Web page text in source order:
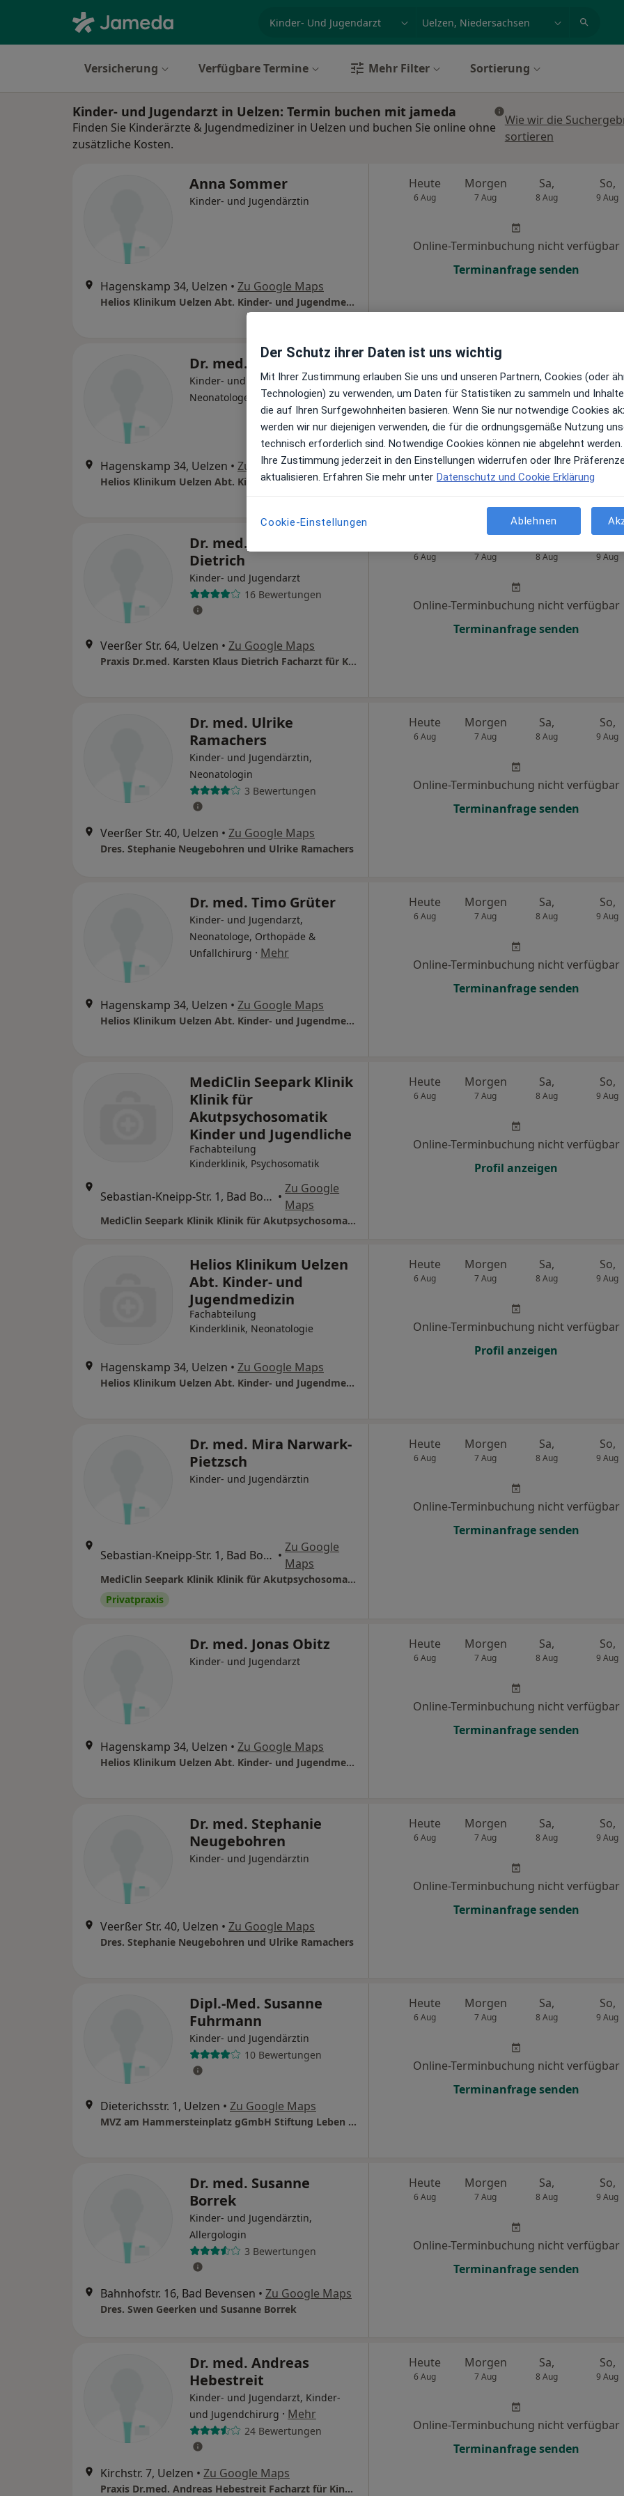
Versicherung Verfügbare Termine Mehr Filter Sortierung
Kinder- und Jugendarzt in Uelzen: Termin buchen mit jameda
Finden Sie Kinderärzte & Jugendmediziner in Uelzen und buchen Sie online ohne
zusätzliche Kosten.
Wie wir die
sortieren
Anna Sommer
Kinder- und Jugendärztin
Hagenskamp 34, Uelzen • Zu Google Maps
Helios Klinikum Uelzen Abt. Kinder- und Jugendmedizin
Heute
6 Aug
Morgen
7 Aug
Sa,
8 Aug
So,
9 Aug
Online-Terminbuchung nicht verfügbar
Terminanfrage senden
Dr. med. Swen Geerken
Kinder- und Jugendarzt,
Neonatologe
Hagenskamp 34, Uelzen • Zu Google Maps
Helios Klinikum Uelzen Abt. Kinder- und Jugendmedizin
6 Aug
Morgen
7 Aug 8 Aug 9 Aug
Online-Terminbuchung nicht verfügbar
Terminanfrage senden
Dr. med. Karsten Klaus
Dietrich
Kinder- und Jugendarzt
16 Bewertungen
Veerßer Str. 64, Uelzen • Zu Google Maps
Praxis Dr.med. Karsten Klaus Dietrich Facharzt für Kinder- und Jugendmedizin
6 Aug 7 Aug 8 Aug 9 Aug
Online-Terminbuchung nicht verfügbar
Terminanfrage senden
Dr. med. Ulrike
Ramachers
Kinder- und Jugendärztin,
Neonatologin
3 Bewertungen
Veerßer Str. 40, Uelzen • Zu Google Maps
Dres. Stephanie Neugebohren und Ulrike Ramachers
Heute
6 Aug
Morgen
7 Aug
Sa,
8 Aug
So,
9 Aug
Online-Terminbuchung nicht verfügbar
Terminanfrage senden
Dr. med. Timo Grüter
Kinder- und Jugendarzt,
Neonatologe, Orthopäde &
Unfallchirurg · Mehr
Hagenskamp 34, Uelzen • Zu Google Maps
Helios Klinikum Uelzen Abt. Kinder- und Jugendmedizin
Heute
6 Aug
Morgen
7 Aug
Sa,
8 Aug
So,
9 Aug
Online-Terminbuchung nicht verfügbar
Terminanfrage senden
MediClin Seepark Klinik
Klinik für
Akutpsychosomatik
Kinder und Jugendliche
Fachabteilung
Kinderklinik, Psychosomatik
Sebastian-Kneipp-Str. 1, Bad Bodenteich •
Zu Google
Maps
MediClin Seepark Klinik Klinik für Akutpsychosomatik Kinder und Jugendliche
Heute
6 Aug
Morgen
7 Aug
Sa,
8 Aug
So,
9 Aug
Online-Terminbuchung nicht verfügbar
Profil anzeigen
Helios Klinikum Uelzen
Abt. Kinder- und
Jugendmedizin
Fachabteilung
Kinderklinik, Neonatologie
Hagenskamp 34, Uelzen • Zu Google Maps
Helios Klinikum Uelzen Abt. Kinder- und Jugendmedizin
Heute
6 Aug
Morgen
7 Aug
Sa,
8 Aug
So,
9 Aug
Online-Terminbuchung nicht verfügbar
Profil anzeigen
Dr. med. Mira Narwark-
Pietzsch
Kinder- und Jugendärztin
Sebastian-Kneipp-Str. 1, Bad Bodenteich •
Zu Google
Maps
MediClin Seepark Klinik Klinik für Akutpsychosomatik Kinder und Jugendliche
Privatpraxis
Heute
6 Aug
Morgen
7 Aug
Sa,
8 Aug
So,
9 Aug
Online-Terminbuchung nicht verfügbar
Terminanfrage senden
Dr. med. Jonas Obitz
Kinder- und Jugendarzt
Hagenskamp 34, Uelzen • Zu Google Maps
Helios Klinikum Uelzen Abt. Kinder- und Jugendmedizin
Heute
6 Aug
Morgen
7 Aug
Sa,
8 Aug
So,
9 Aug
Online-Terminbuchung nicht verfügbar
Terminanfrage senden
Dr. med. Stephanie
Neugebohren
Kinder- und Jugendärztin
Veerßer Str. 40, Uelzen • Zu Google Maps
Dres. Stephanie Neugebohren und Ulrike Ramachers
Heute
6 Aug
Morgen
7 Aug
Sa,
8 Aug
So,
9 Aug
Online-Terminbuchung nicht verfügbar
Terminanfrage senden
Dipl.-Med. Susanne
Fuhrmann
Kinder- und Jugendärztin
10 Bewertungen
Dieterichsstr. 1, Uelzen • Zu Google Maps
MVZ am Hammersteinplatz gGmbH Stiftung Leben leben
Heute
6 Aug
Morgen
7 Aug
Sa,
8 Aug
So,
9 Aug
Online-Terminbuchung nicht verfügbar
Terminanfrage senden
Dr. med. Susanne
Borrek
Kinder- und Jugendärztin,
Allergologin
3 Bewertungen
Bahnhofstr. 16, Bad Bevensen • Zu Google Maps
Dres. Swen Geerken und Susanne Borrek
Heute
6 Aug
Morgen
7 Aug
Sa,
8 Aug
So,
9 Aug
Online-Terminbuchung nicht verfügbar
Terminanfrage senden
Dr. med. Andreas
Hebestreit
Kinder- und Jugendarzt, Kinder-
und Jugendchirurg · Mehr
24 Bewertungen
Kirchstr. 7, Uelzen • Zu Google Maps
Praxis Dr.med. Andreas Hebestreit Facharzt für Kinder- und Jugendmedizin
Heute
6 Aug
Morgen
7 Aug
Sa,
8 Aug
So,
9 Aug
Online-Terminbuchung nicht verfügbar
Terminanfrage senden
Der Schutz ihrer Daten ist uns wichtig
Mit Ihrer Zustimmung erlauben Sie uns und unseren Partnern, Cookies (oder
Technologien) zu verwenden, um Daten für Statistiken zu sammeln und
die auf Ihren Surfgewohnheiten basieren. Wenn Sie nur notwendige Cookies
werden wir nur diejenigen verwenden, die für die ordnungsgemäße Nutzung
technisch erforderlich sind. Notwendige Cookies können nie abgelehnt werden.
Ihre Zustimmung jederzeit in den Einstellungen widerrufen oder Ihre
aktualisieren. Erfahren Sie mehr unter Datenschutz und Cookie Erklärung
Cookie-Einstellungen Ablehnen